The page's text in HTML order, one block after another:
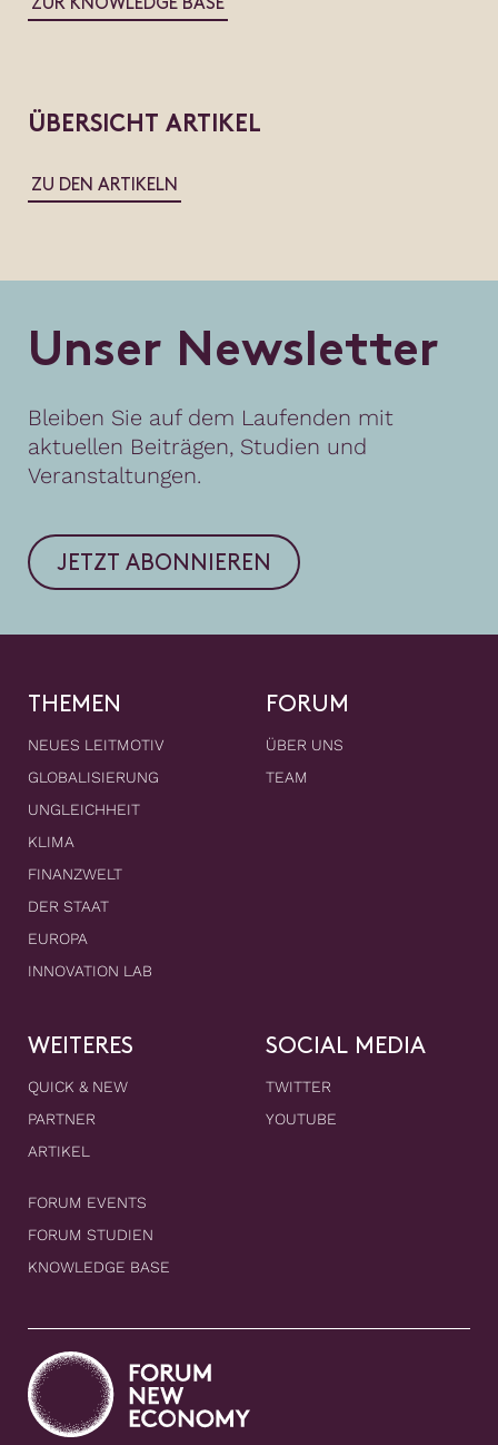
ZUR KNOWLEDGE BASE
ÜBERSICHT ARTIKEL
ZU DEN ARTIKELN
Unser Newsletter
Bleiben Sie auf dem Laufenden mit
aktuellen Beiträgen, Studien und
Veranstaltungen.
JETZT ABONNIEREN
THEMEN
NEUES LEITMOTIV
GLOBALISIERUNG
UNGLEICHHEIT
KLIMA
FINANZWELT
DER STAAT
EUROPA
INNOVATION LAB
FORUM
ÜBER UNS
TEAM
WEITERES
QUICK & NEW
PARTNER
ARTIKEL
FORUM EVENTS
FORUM STUDIEN
KNOWLEDGE BASE
SOCIAL MEDIA
TWITTER
YOUTUBE